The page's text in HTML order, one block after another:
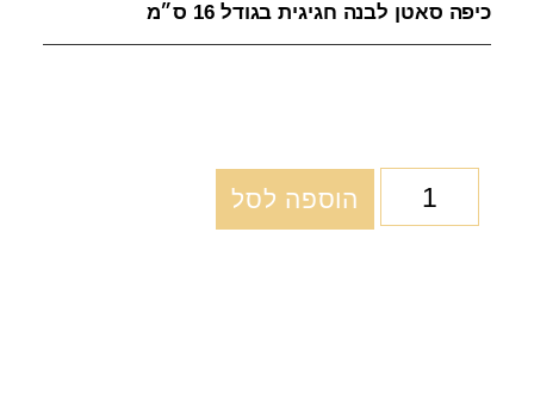
כיפה סאטן לבנה חגיגית בגודל 16 ס״מ
הוספה לסל